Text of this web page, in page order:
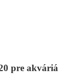
pre akváriá